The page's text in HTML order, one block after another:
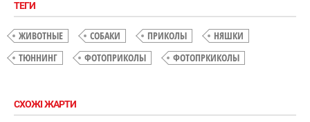
ТЕГИ
ЖИВОТНЫЕ СОБАКИ ПРИКОЛЫ
НЯШКИ
ТЮННИНГ
ФОТОПРИКОЛЫ ФОТОПРКИКОЛЫ
СХОЖІ ЖАРТИ